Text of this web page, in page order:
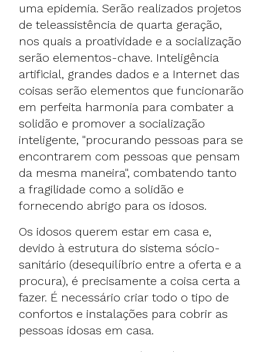
uma epidemia. Serão realizados projetos
de teleassistência de quarta geração,
nos quais a proatividade e a socialização
serão elementos-chave. Inteligência
artificial, grandes dados e a Internet das
coisas serão elementos que funcionarão
em perfeita harmonia para combater a
solidão e promover a socialização
inteligente, "procurando pessoas para se
encontrarem com pessoas que pensam
da mesma maneira", combatendo tanto
a fragilidade como a solidão e
fornecendo abrigo para os idosos.
Os idosos querem estar em casa e,
devido à estrutura do sistema sócio-
sanitário (desequilíbrio entre a oferta e a
procura), é precisamente a coisa certa a
fazer. É necessário criar todo o tipo de
confortos e instalações para cobrir as
pessoas idosas em casa.